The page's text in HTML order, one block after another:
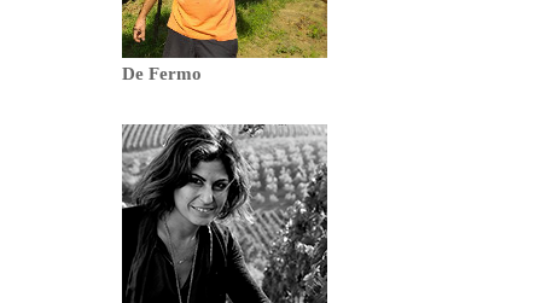
De Fermo